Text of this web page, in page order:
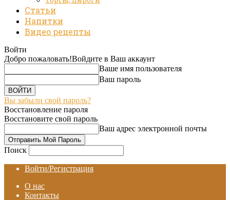
Статьи
Напитки
Видео рецепты
Войти
Добро пожаловать!Войдите в Ваш аккаунт
Ваше имя пользователя
Ваш пароль
Вы забыли свой пароль?
Восстановление пароля
Восстановите свой пароль
Ваш адрес электронной почты
Поиск
Войти/Регистрация
О нас
Контакты